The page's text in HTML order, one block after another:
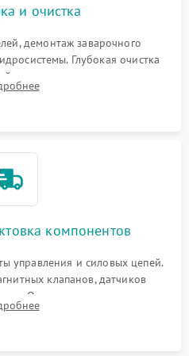
и очистка
демонтаж заварочного
Глубокая очистка
масел, жмыха и накипи.
и фильтров с использованием
компонентов
управления и силовых цепей.
клапанов, датчиков
Оценка степени износа
колец гидросистемы